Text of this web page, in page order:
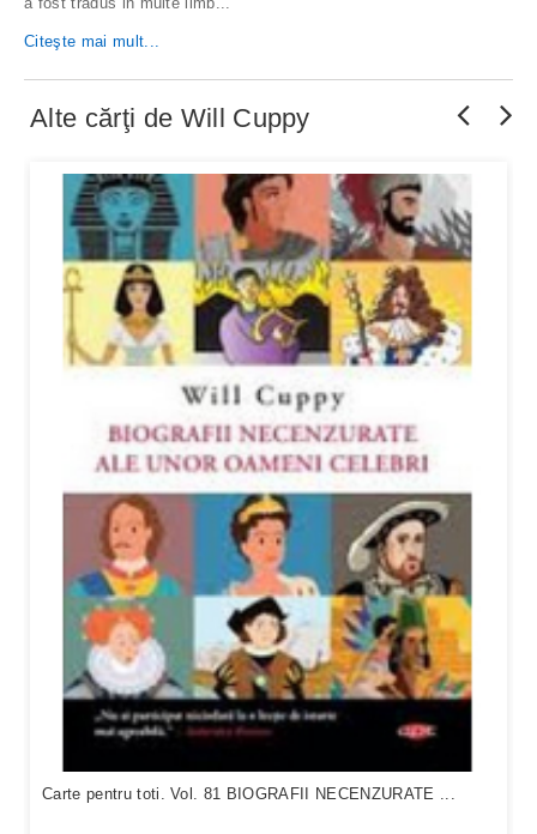
Citeşte mai mult...
Alte cărţi de Will Cuppy
Carte pentru toti. Vol. 81 BIOGRAFII NECENZURATE ...